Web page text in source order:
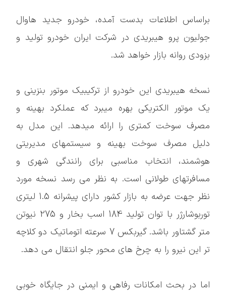
براساس اطلاعات بدست آمده، خودرو جدید هاوال
جولیون پرو هیبریدی در شرکت ایران خودرو تولید و
بزودی روانه بازار خواهد شد.
نسخه هیبریدی این خودرو از ترکیبیک موتور بنزینی و
یک موتور الکتریکی بهره میبرد که عملکرد بهینه و
مصرف سوخت کمتری را ارائه میدهد. این مدل به
دلیل مصرف سوخت بهینه و سیستمهای مدیریتی
هوشمند، انتخاب مناسبی برای رانندگی شهری و
مسافرتهای طولانی است. به نظر می رسد نسخه مورد
نظر جهت عرضه به بازار کشور دارای پیشرانه 1.5 لیتری
توربوشارژر با توان تولید 184 اسب بخار و 275 نیوتن
متر گشتاور باشد. گیربکس 7 سرعته اتوماتیک دو کلاچه
تر این نیرو را به چرخ های محور جلو انتقال می دهد.
اما در بحث امکانات رفاهی و ایمنی در جایگاه خوبی